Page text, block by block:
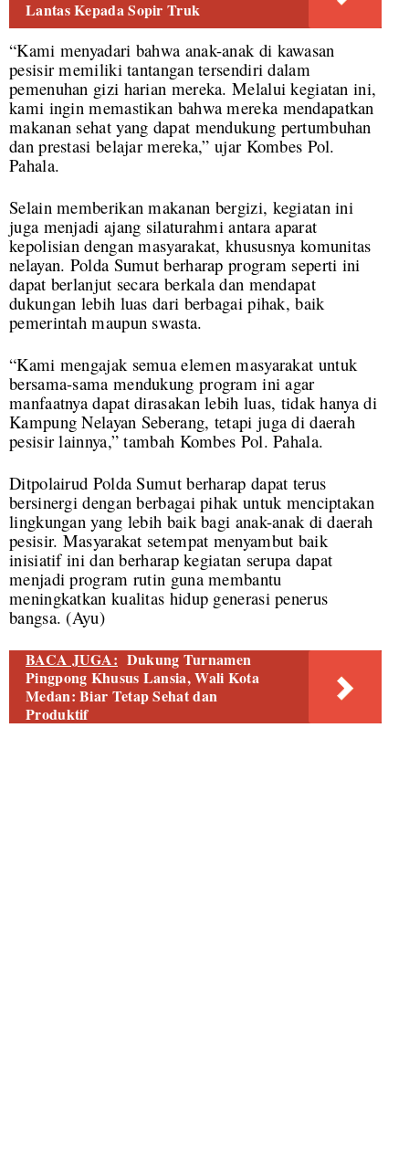
Lantas Kepada Sopir Truk
“Kami menyadari bahwa anak-anak di kawasan
pesisir memiliki tantangan tersendiri dalam
pemenuhan gizi harian mereka. Melalui kegiatan ini,
kami ingin memastikan bahwa mereka mendapatkan
makanan sehat yang dapat mendukung pertumbuhan
dan prestasi belajar mereka,” ujar Kombes Pol.
Pahala.
Selain memberikan makanan bergizi, kegiatan ini
juga menjadi ajang silaturahmi antara aparat
kepolisian dengan masyarakat, khususnya komunitas
nelayan. Polda Sumut berharap program seperti ini
dapat berlanjut secara berkala dan mendapat
dukungan lebih luas dari berbagai pihak, baik
pemerintah maupun swasta.
“Kami mengajak semua elemen masyarakat untuk
bersama-sama mendukung program ini agar
manfaatnya dapat dirasakan lebih luas, tidak hanya di
Kampung Nelayan Seberang, tetapi juga di daerah
pesisir lainnya,” tambah Kombes Pol. Pahala.
Ditpolairud Polda Sumut berharap dapat terus
bersinergi dengan berbagai pihak untuk menciptakan
lingkungan yang lebih baik bagi anak-anak di daerah
pesisir. Masyarakat setempat menyambut baik
inisiatif ini dan berharap kegiatan serupa dapat
menjadi program rutin guna membantu
meningkatkan kualitas hidup generasi penerus
bangsa. (Ayu)
BACA JUGA: Dukung Turnamen
Pingpong Khusus Lansia, Wali Kota
Medan: Biar Tetap Sehat dan
Produktif